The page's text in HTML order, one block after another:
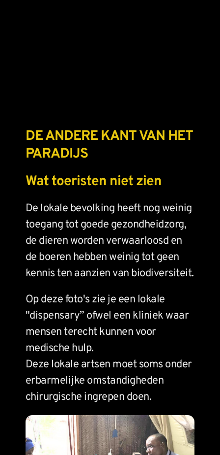
DE ANDERE KANT VAN HET
PARADIJS
Wat toeristen niet zien
De lokale bevolking heeft nog weinig
toegang tot goede gezondheidzorg,
de dieren worden verwaarloosd en
de boeren hebben weinig tot geen
Op deze foto's zie je een lokale
"dispensary” ofwel een kliniek waar
mensen terecht kunnen voor
medische hulp.
Deze lokale artsen moet soms onder
erbarmelijke omstandigheden
chirurgische ingrepen doen.